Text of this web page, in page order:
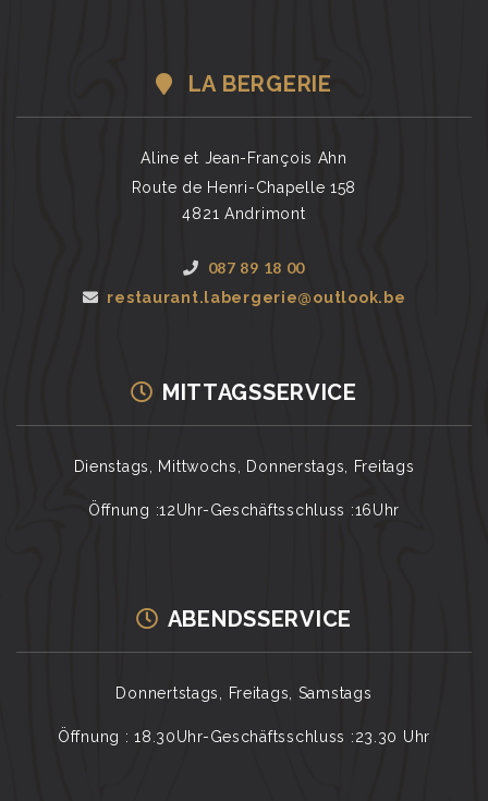
LA BERGERIE
Aline et Jean-François Ahn
Route de Henri-Chapelle 158
4821 Andrimont
087 89 18 00
restaurant.labergerie@outlook.be
MITTAGSSERVICE
Dienstags, Mittwochs, Donnerstags, Freitags
Öffnung :12Uhr-Geschäftsschluss :16Uhr
ABENDSSERVICE
Donnertstags, Freitags, Samstags
Öffnung : 18.30Uhr-Geschäftsschluss :23.30 Uhr